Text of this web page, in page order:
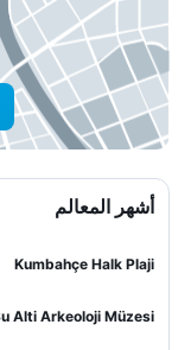
أشهر المعالم
Kumbahçe Halk Plaji
Alti Arkeoloji Müzesi